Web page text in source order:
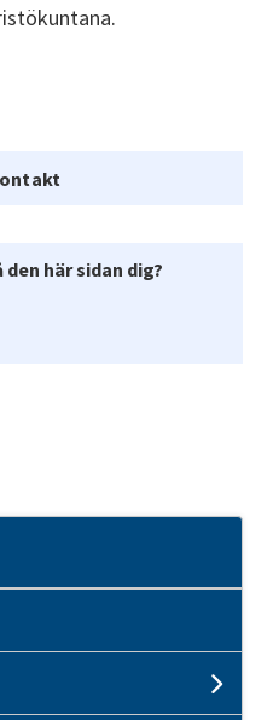
här sidan dig?